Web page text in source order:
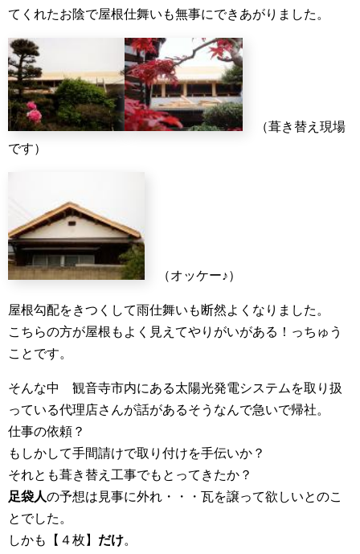
てくれたお陰で屋根仕舞いも無事にできあがりました。
（葺き替え現場
です）
（オッケー♪）
屋根勾配をきつくして雨仕舞いも断然よくなりました。
こちらの方が屋根もよく見えてやりがいがある！っちゅう
ことです。
そんな中 観音寺市内にある太陽光発電システムを取り扱
っている代理店さんが話があるそうなんで急いで帰社。
仕事の依頼？
もしかして手間請けで取り付けを手伝いか？
それとも葺き替え工事でもとってきたか？
足袋人の予想は見事に外れ・・・瓦を譲って欲しいとのこ
とでした。
しかも【４枚】 だけ。